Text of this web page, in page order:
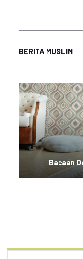
BERITA MUSLIM
Bacaan